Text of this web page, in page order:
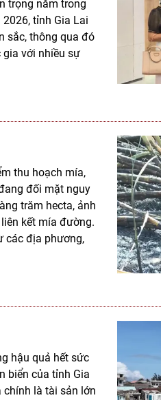
trọng nằm trong
tỉnh Gia Lai
sắc, thông qua đó
gia với nhiều sự
thu hoạch mía,
đối mặt nguy
trăm hecta, ảnh
kết mía đường.
các địa phương,
hậu quả hết sức
biển của tỉnh Gia
chính là tài sản lớn